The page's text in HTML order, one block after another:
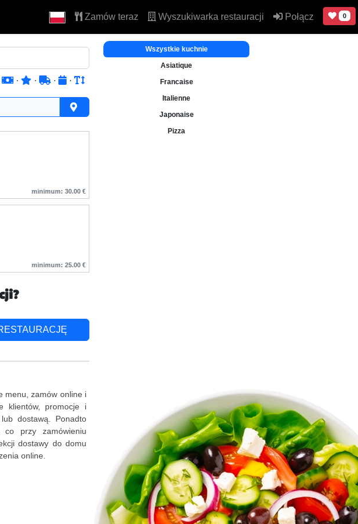
Zamów teraz Wyszukiwarka restauracji Połącz 0
· · · ·
minimum: 30.00 €
minimum: 25.00 €
Wszystkie kuchnie
Asiatique
Francaise
Italienne
Japonaise
Pizza
menu, zamów online i
klientów, promocje i
dostawą. Ponadto
przy zamówieniu
dostawy do domu
online.